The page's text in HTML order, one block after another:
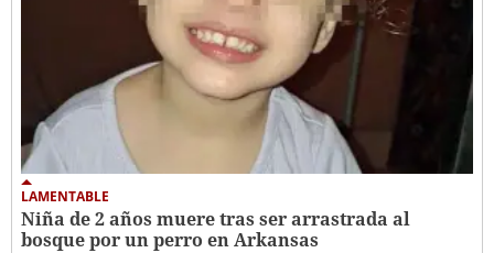
LAMENTABLE
Niña de 2 años muere tras ser arrastrada al
bosque por un perro en Arkansas